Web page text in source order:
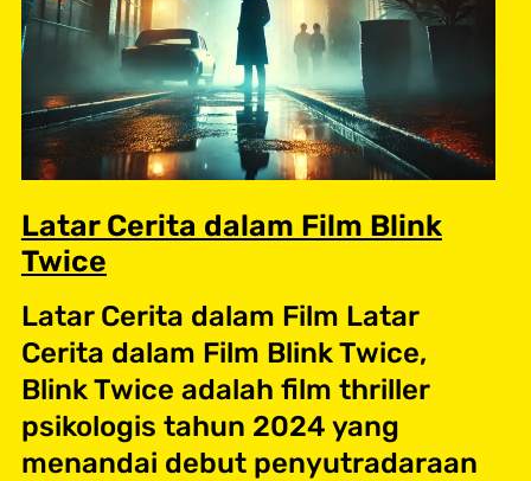
Latar Cerita dalam Film Blink
Twice
Latar Cerita dalam Film Latar
Cerita dalam Film Blink Twice,
Blink Twice adalah film thriller
psikologis tahun 2024 yang
menandai debut penyutradaraan